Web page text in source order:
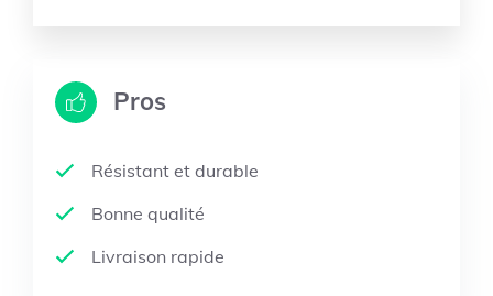
Pros
Résistant et durable
Bonne qualité
Livraison rapide